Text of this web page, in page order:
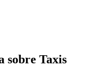
sobre Taxis